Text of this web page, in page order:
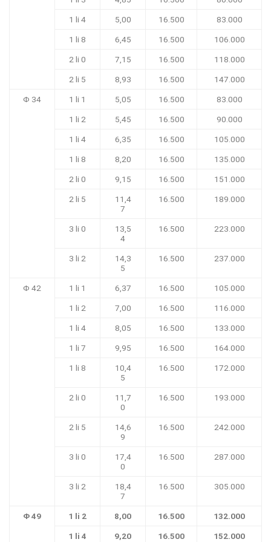
1 li 4 5,00 16.500 83.000
1 li 8 6,45 16.500 106.000
2 li 0 7,15 16.500 118.000
2 li 5 8,93 16.500 147.000
Φ 34 1 li 1 5,05 16.500 83.000
1 li 2 5,45 16.500 90.000
1 li 4 6,35 16.500 105.000
1 li 8 8,20 16.500 135.000
2 li 0 9,15 16.500 151.000
2 li 5
11,4
7
16.500 189.000
3 li 0
13,5
4
16.500 223.000
3 li 2
14,3
5
16.500 237.000
Φ 42 1 li 1 6,37 16.500 105.000
1 li 2 7,00 16.500 116.000
1 li 4 8,05 16.500 133.000
1 li 7 9,95 16.500 164.000
1 li 8
10,4
5
16.500 172.000
2 li 0
11,7
0
16.500 193.000
2 li 5
14,6
9
16.500 242.000
3 li 0
17,4
0
16.500 287.000
3 li 2
18,4
7
16.500 305.000
Φ 49 1 li 2 8,00 16.500 132.000
1 li 4 9,20 16.500 152.000